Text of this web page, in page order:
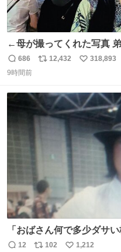
←母が撮っ
返
信
686
リ
ト
数
12,432
い
数
318,893
9時間前
「おばさん何で多少ダサい格好し
少ダサいな。君達が大人
12 102
1,212